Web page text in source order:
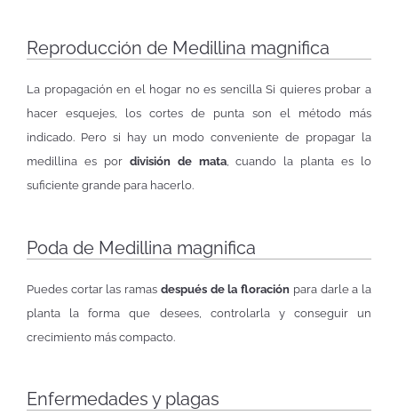
Reproducción de Medillina magnifica
La propagación en el hogar no es sencilla Si quieres probar a
hacer esquejes, los cortes de punta son el método más
indicado. Pero si hay un modo conveniente de propagar la
medillina es por división de mata, cuando la planta es lo
suficiente grande para hacerlo.
Poda de Medillina magnifica
Puedes cortar las ramas después de la floración para darle a la
planta la forma que desees, controlarla y conseguir un
crecimiento más compacto.
Enfermedades y plagas